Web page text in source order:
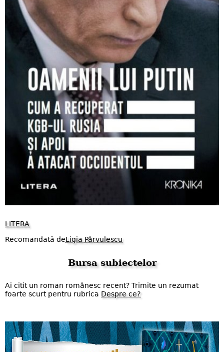
LITERA
Recomandată deLigia Pârvulescu
Bursa subiectelor
Ai citit un roman românesc recent? Trimite un rezumat
foarte scurt pentru rubrica Despre ce?